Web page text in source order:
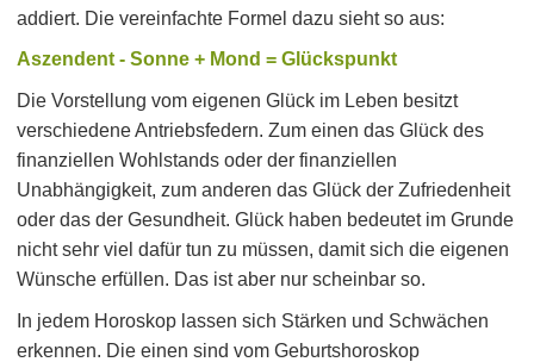
addiert. Die vereinfachte Formel dazu sieht so aus:
Aszendent - Sonne + Mond = Glückspunkt
Die Vorstellung vom eigenen Glück im Leben besitzt
verschiedene Antriebsfedern. Zum einen das Glück des
finanziellen Wohlstands oder der finanziellen
Unabhängigkeit, zum anderen das Glück der Zufriedenheit
oder das der Gesundheit. Glück haben bedeutet im Grunde
nicht sehr viel dafür tun zu müssen, damit sich die eigenen
Wünsche erfüllen. Das ist aber nur scheinbar so.
In jedem Horoskop lassen sich Stärken und Schwächen
erkennen. Die einen sind vom Geburtshoroskop